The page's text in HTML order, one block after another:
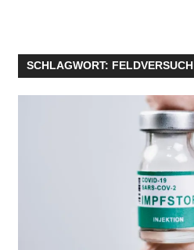
SCHLAGWORT: FELDVERSUCH